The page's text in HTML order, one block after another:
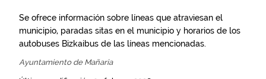
Se ofrece información sobre líneas que atraviesan el
municipio, paradas sitas en el municipio y horarios de los
autobuses Bizkaibus de las líneas mencionadas.
Ayuntamiento de Mañaria